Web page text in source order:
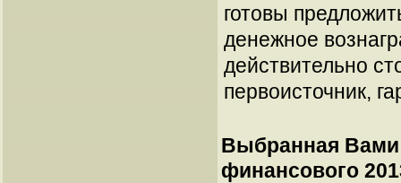
готовы
денежное
действительно
первоисточник,
Выбранная Вами
финансового